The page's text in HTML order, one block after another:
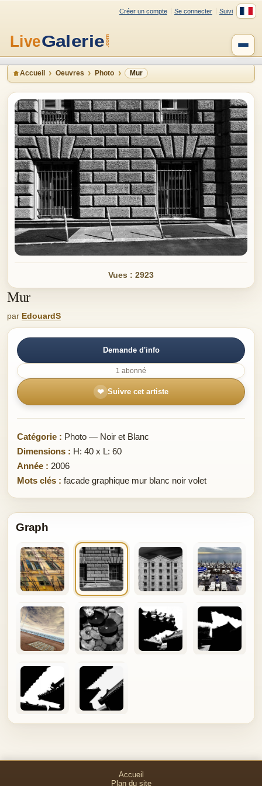
Créer un compte Se connecter Suivi
Accueil Oeuvres Photo Mur
Vues : 2923
Mur
par EdouardS
Demande d'info
1 abonné
❤ Suivre cet artiste
Catégorie : Photo — Noir et Blanc
Dimensions : H: 40 x L: 60
Année : 2006
Mots clés : facade graphique mur blanc noir volet
Graph
Accueil
Plan du site